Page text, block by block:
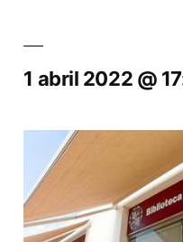
1 abril 2022 @